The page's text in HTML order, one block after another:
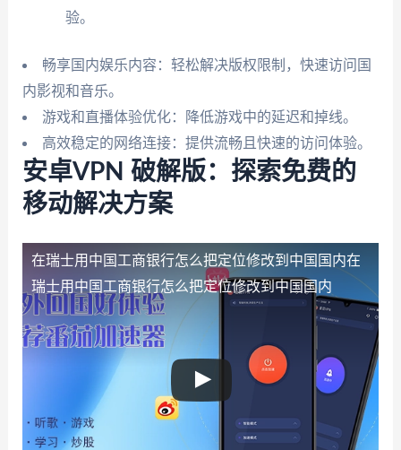
验。
畅享国内娱乐内容：轻松解决版权限制，快速访问国
内影视和音乐。
游戏和直播体验优化：降低游戏中的延迟和掉线。
高效稳定的网络连接：提供流畅且快速的访问体验。
安卓VPN 破解版：探索免费的
移动解决方案
在瑞士用中国工商银行怎么把定位修改到中国国内在
瑞士用中国工商银行怎么把定位修改到中国国内